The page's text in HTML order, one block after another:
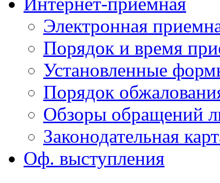
Электронная
Порядок и время
Установленные
Порядок
Обзоры обращений
Законодательная
Оф. выступления